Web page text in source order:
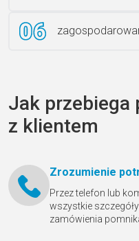
Jak przebiega
z klientem
Zrozumienie
Przez telefon lub
wszystkie
zamówienia